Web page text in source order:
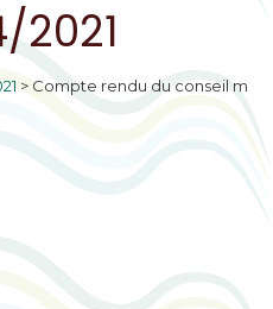
2021
> Compte rendu du conseil